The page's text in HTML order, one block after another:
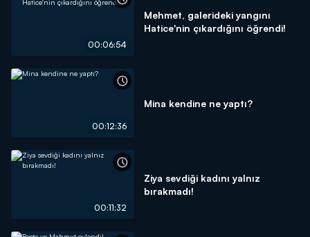
00:06:54
Mehmet, galerideki yangını
Hatice'nin çıkardığını öğrendi!
00:12:36
Mina kendine ne yaptı?
00:11:32
Ziya sevdiği kadını yalnız
bırakmadı!